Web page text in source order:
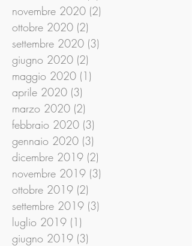
novembre 2020 (2)
ottobre 2020 (2)
settembre 2020 (3)
giugno 2020 (2)
maggio 2020 (1)
aprile 2020 (3)
marzo 2020 (2)
febbraio 2020 (3)
gennaio 2020 (3)
dicembre 2019 (2)
novembre 2019 (3)
ottobre 2019 (2)
settembre 2019 (3)
luglio 2019 (1)
giugno 2019 (3)